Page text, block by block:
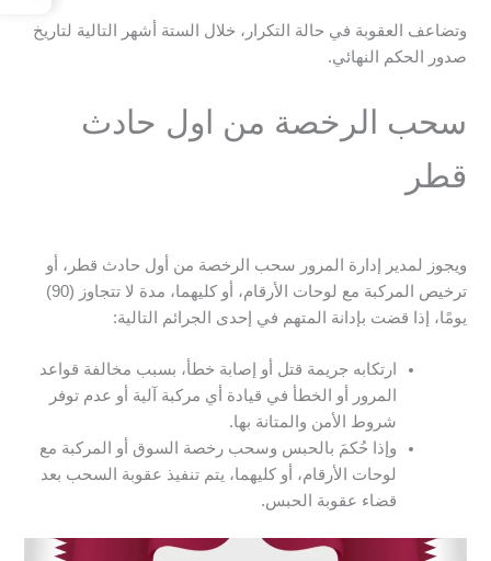
وتضاعف العقوبة في حالة التكرار، خلال الستة أشهر التالية لتاريخ
صدور الحكم النهائي.
سحب الرخصة من اول حادث
قطر
ويجوز لمدير إدارة المرور سحب الرخصة من أول حادث قطر، أو
ترخيص المركبة مع لوحات الأرقام، أو كليهما، مدة لا تتجاوز (90)
يومًا، إذا قضت بإدانة المتهم في إحدى الجرائم التالية:
ارتكابه جريمة قتل أو إصابة خطأ، بسبب مخالفة قواعد
المرور أو الخطأ في قيادة أي مركبة آلية أو عدم توفر
شروط الأمن والمتانة بها.
وإذا حُكمَ بالحبس وسحب رخصة السوق أو المركبة مع
لوحات الأرقام، أو كليهما، يتم تنفيذ عقوبة السحب بعد
قضاء عقوبة الحبس.